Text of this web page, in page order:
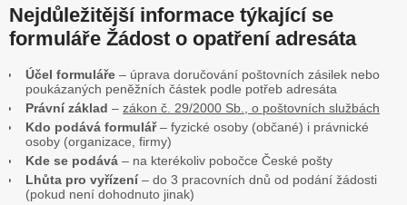
Nejdůležitější informace týkající se
formuláře Žádost o opatření adresáta
Účel formuláře – úprava doručování poštovních zásilek nebo
poukázaných peněžních částek podle potřeb adresáta
Právní základ – zákon č. 29/2000 Sb., o poštovních službách
Kdo podává formulář– fyzické osoby (občané) i právnické
osoby (organizace, firmy)
Kde se podává – na kterékoliv pobočce České pošty
Lhůta pro vyřízení– do 3 pracovních dnů od podání žádosti
(pokud není dohodnuto jinak)